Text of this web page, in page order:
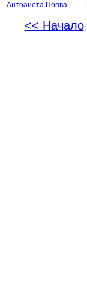
Антоанета Попва
<< Начало